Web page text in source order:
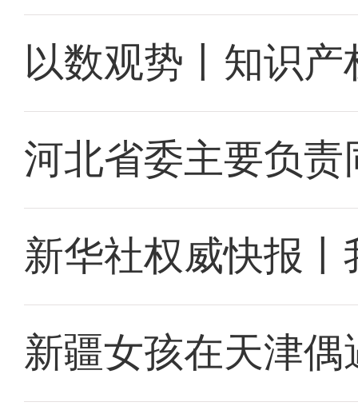
以数观势丨知识
河北省委主要负
新华社权威快报
新疆女孩在天津